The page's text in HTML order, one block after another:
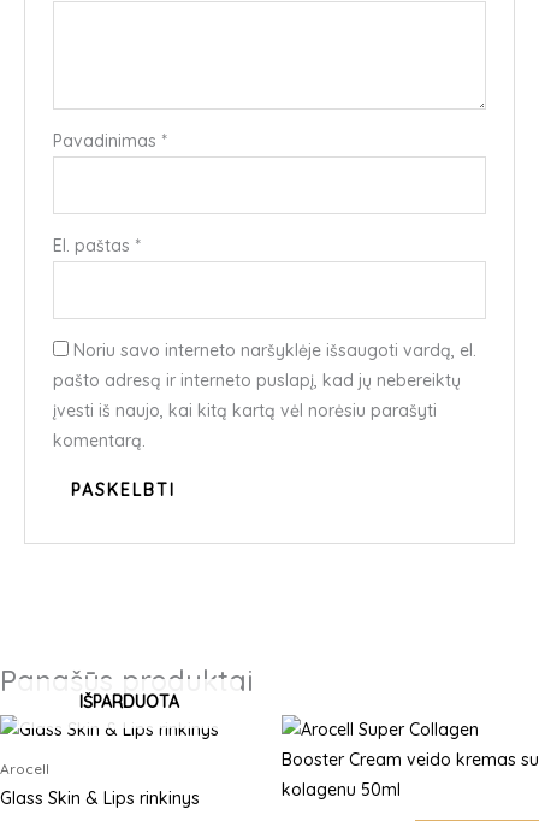
Pavadinimas *
El. paštas *
Noriu savo interneto naršyklėje išsaugoti vardą, el.
pašto adresą ir interneto puslapį, kad jų nebereiktų
įvesti iš naujo, kai kitą kartą vėl norėsiu parašyti
komentarą.
Panašūs produktai
IŠPARDUOTA
Arocell
Glass Skin & Lips rinkinys